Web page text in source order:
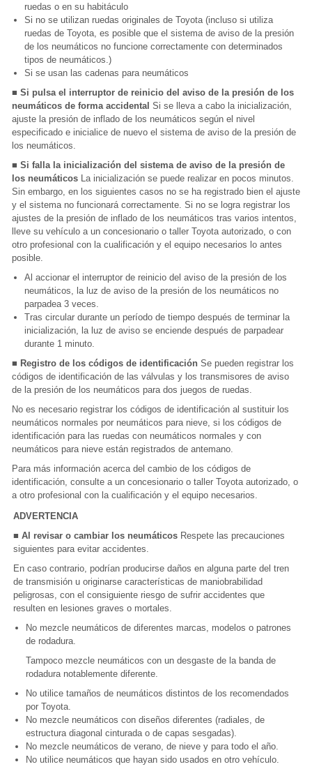
ruedas o en su habitáculo
Si no se utilizan ruedas originales de Toyota (incluso si utiliza
ruedas de Toyota, es posible que el sistema de aviso de la presión
de los neumáticos no funcione correctamente con determinados
tipos de neumáticos.)
Si se usan las cadenas para neumáticos
■ Si pulsa el interruptor de reinicio del aviso de la presión de los
neumáticos de forma accidental Si se lleva a cabo la inicialización,
ajuste la presión de inflado de los neumáticos según el nivel
especificado e inicialice de nuevo el sistema de aviso de la presión de
los neumáticos.
■ Si falla la inicialización del sistema de aviso de la presión de
los neumáticos La inicialización se puede realizar en pocos minutos.
Sin embargo, en los siguientes casos no se ha registrado bien el ajuste
y el sistema no funcionará correctamente. Si no se logra registrar los
ajustes de la presión de inflado de los neumáticos tras varios intentos,
lleve su vehículo a un concesionario o taller Toyota autorizado, o con
otro profesional con la cualificación y el equipo necesarios lo antes
posible.
Al accionar el interruptor de reinicio del aviso de la presión de los
neumáticos, la luz de aviso de la presión de los neumáticos no
parpadea 3 veces.
Tras circular durante un período de tiempo después de terminar la
inicialización, la luz de aviso se enciende después de parpadear
durante 1 minuto.
■ Registro de los códigos de identificación Se pueden registrar los
códigos de identificación de las válvulas y los transmisores de aviso
de la presión de los neumáticos para dos juegos de ruedas.
No es necesario registrar los códigos de identificación al sustituir los
neumáticos normales por neumáticos para nieve, si los códigos de
identificación para las ruedas con neumáticos normales y con
neumáticos para nieve están registrados de antemano.
Para más información acerca del cambio de los códigos de
identificación, consulte a un concesionario o taller Toyota autorizado, o
a otro profesional con la cualificación y el equipo necesarios.
ADVERTENCIA
■ Al revisar o cambiar los neumáticos Respete las precauciones
siguientes para evitar accidentes.
En caso contrario, podrían producirse daños en alguna parte del tren
de transmisión u originarse características de maniobrabilidad
peligrosas, con el consiguiente riesgo de sufrir accidentes que
resulten en lesiones graves o mortales.
No mezcle neumáticos de diferentes marcas, modelos o patrones
de rodadura.
Tampoco mezcle neumáticos con un desgaste de la banda de
rodadura notablemente diferente.
No utilice tamaños de neumáticos distintos de los recomendados
por Toyota.
No mezcle neumáticos con diseños diferentes (radiales, de
estructura diagonal cinturada o de capas sesgadas).
No mezcle neumáticos de verano, de nieve y para todo el año.
No utilice neumáticos que hayan sido usados en otro vehículo.